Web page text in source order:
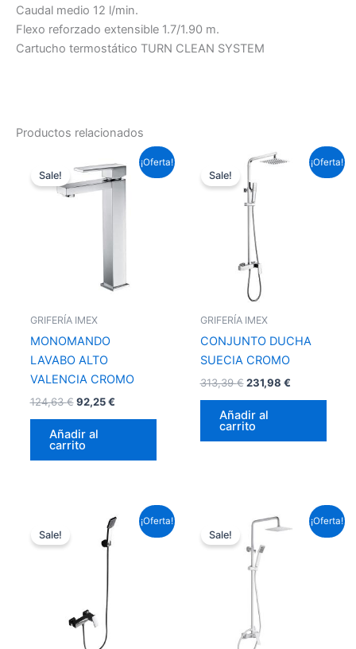
Caudal medio 12 l/min.
Flexo reforzado extensible 1.7/1.90 m.
Cartucho termostático TURN CLEAN SYSTEM
Productos relacionados
¡Oferta!
Sale!
GRIFERÍA IMEX
MONOMANDO
LAVABO ALTO
VALENCIA CROMO
124,63€
precio
original
era:
92,25€
precio
actual
Añadir al
carrito
¡Oferta!
Sale!
GRIFERÍA IMEX
CONJUNTO DUCHA
SUECIA CROMO
313,39€
El
original
era:
313,39 €.
231,98 €
precio
Añadir al
carrito
¡Oferta!
Sale!
original
El
precio
¡Oferta!
Sale!
precio
original
era:
237,16 €.
precio